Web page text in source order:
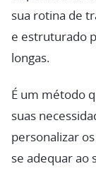
sua rotina de
e estruturado
longas.
É um método
suas
personalizar
se adequar ao